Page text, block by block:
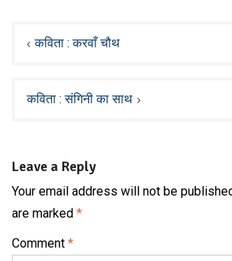
navigation
कविता : करवाँ चौथ
कविता : संगिनी का साथ
Leave a Reply
Your email address will not be
are marked *
Comment *